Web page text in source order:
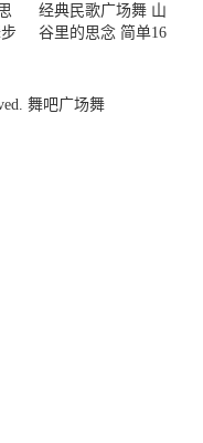
经典民歌广场舞 山
谷里的思念 简单16
舞吧广场舞